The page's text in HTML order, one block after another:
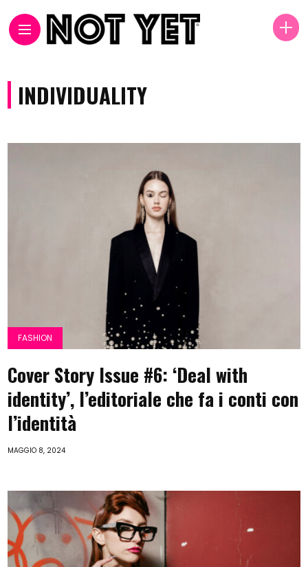
INDIVIDUALITY
FASHION
Cover Story Issue #6: ‘Deal with
identity’, l’editoriale che fa i conti con
l’identità
MAGGIO 8, 2024